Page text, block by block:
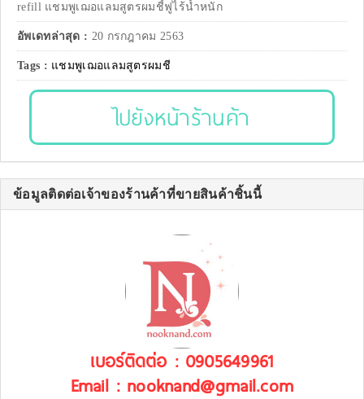
refill แชมพูเฌอแลมสูตรผมชี้ฟูไร้น้ำหนัก
อัพเดทล่าสุด : 20 กรกฎาคม 2563
Tags : แชมพูเฌอแลมสูตรผมชี
ไปยังหน้าร้านค้า
ข้อมูลติดต่อเจ้าของร้านค้าที่ขายสินค้าชิ้นนี้
เบอร์ติดต่อ : 0905649961
Email : nooknand@gmail.com